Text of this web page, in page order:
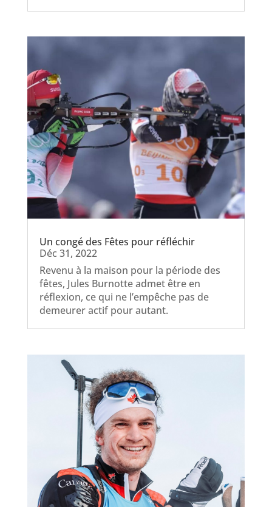
Un congé des Fêtes pour réfléchir
Déc 31, 2022
Revenu à la maison pour la période des
fêtes, Jules Burnotte admet être en
réflexion, ce qui ne l’empêche pas de
demeurer actif pour autant.